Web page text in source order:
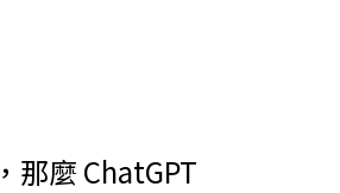
那麼 ChatGPT